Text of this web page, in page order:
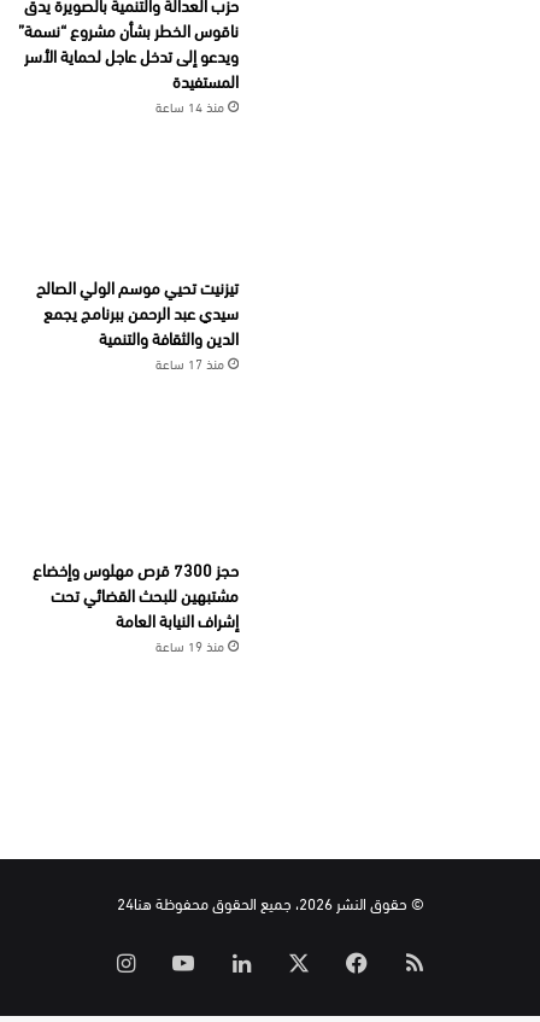
ناقوس الخطر بشأن مشروع “نسمة”
ويدعو إلى تدخل عاجل لحماية الأسر
المستفيدة
منذ 14 ساعة
تيزنيت تحيي موسم الولي الصالح
سيدي عبد الرحمن ببرنامج يجمع
الدين والثقافة والتنمية
منذ 17 ساعة
حجز 7300 قرص مهلوس وإخضاع
مشتبهين للبحث القضائي تحت
إشراف النيابة العامة
منذ 19 ساعة
© حقوق النشر 2026، جميع الحقوق محفوظة هنا24
ملخص
فيسبوك لينكدإن ‫YouTube